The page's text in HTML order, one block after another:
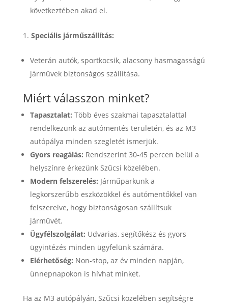
következtében akad el.
Speciális járműszállítás:
Veterán autók, sportkocsik, alacsony hasmagasságú
járművek biztonságos szállítása.
Miért válasszon minket?
Tapasztalat: Több éves szakmai tapasztalattal
rendelkezünk az autómentés területén, és az M3
autópálya minden szegletét ismerjük.
Gyors reagálás: Rendszerint 30-45 percen belül a
helyszínre érkezünk Szűcsi közelében.
Modern felszerelés: Járműparkunk a
legkorszerűbb eszközökkel és autómentőkkel van
felszerelve, hogy biztonságosan szállítsuk
járművét.
Ügyfélszolgálat: Udvarias, segítőkész és gyors
ügyintézés minden ügyfelünk számára.
Elérhetőség: Non-stop, az év minden napján,
ünnepnapokon is hívhat minket.
Ha az M3 autópályán, Szűcsi közelében segítségre